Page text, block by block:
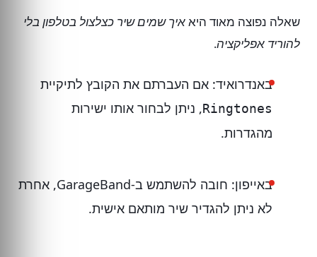
שאלה נפוצה מאוד היאאיך שמים שיר כצלצול בטלפון בלי
להוריד אפליקציה.
באנדרואיד: אם העברתם את הקובץ לתיקיית
Ringtones, ניתן לבחור אותו ישירות
מהגדרות.
באייפון: חובה להשתמש ב-GarageBand, אחרת
לא ניתן להגדיר שיר מותאם אישית.